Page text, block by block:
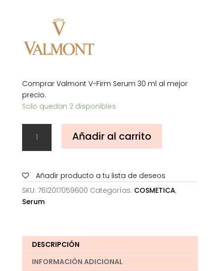
Comprar Valmont V-Firm Serum 30 ml al mejor
precio.
Solo quedan 2 disponibles
Firm
30
ml
cantidad
Añadir al carrito
Añadir producto a tu lista de deseos
SKU: 7612017059600 Categorías: COSMETICA,
Serum
DESCRIPCIÓN
INFORMACIÓN ADICIONAL